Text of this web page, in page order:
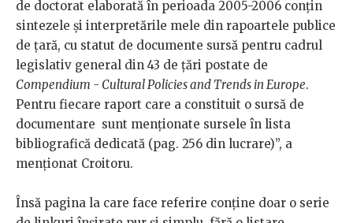
de doctorat elaborată în perioada 2005-2006 conțin
sintezele și interpretările mele din rapoartele publice
de țară, cu statut de documente sursă pentru cadrul
legislativ general din 43 de țări postate de
Compendium - Cultural Policies and Trends in Europe.
Pentru fiecare raport care a constituit o sursă de
documentare sunt menționate sursele în lista
bibliografică dedicată (pag. 256 din lucrare)”, a
menționat Croitoru.
Însă pagina la care face referire conține doar o serie